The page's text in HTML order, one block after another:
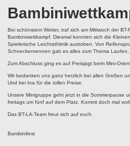
Bei schönstem Wetter, traf sich am Mittwoch der
Bambiniwettkampf. Diesmal konnten sich die
Spielerische Leichtathletik austoben. Von
Schneckenrennen gab es alles zum Thema Laufen,
Zum Abschluss ging es auf Preisjagt beim Mini-
Wir bedanken uns ganz herzlich bei allen Großen
Und bei Ina für die tollen Preise.
Unsere Minigruppe geht jetzt in die Sommerpause
freitags um fünf auf dem Platz. Kommt doch mal
Das BT-LA-Team freut sich auf euch.
Bambinifest